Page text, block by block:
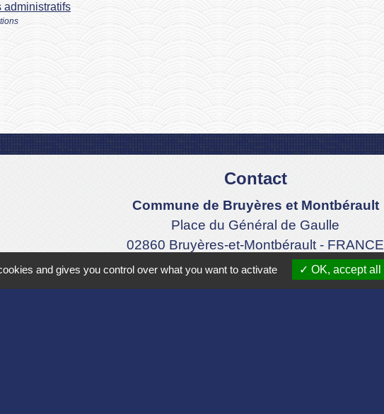
administratifs
Contact
Commune de Bruyères et Montbérault
Place du Général de Gaulle
02860 Bruyères-et-Montbérault - FRANCE
+33 3 23 24 74 77
Formulaire de contact
and gives you control over what you want to activate OK, accept all